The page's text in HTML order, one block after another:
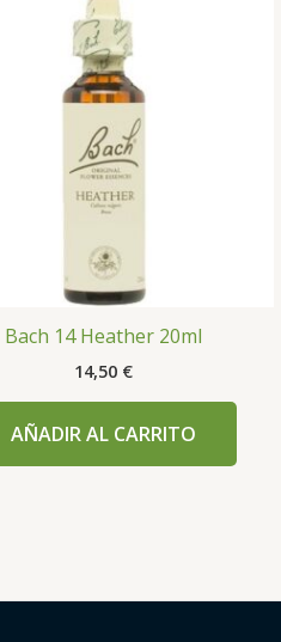
Bach 14 Heather 20ml
14,50 €
AÑADIR AL CARRITO